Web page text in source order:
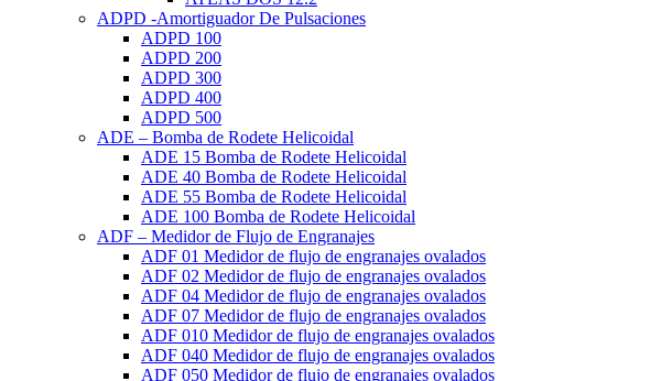
ADPD -Amortiguador De Pulsaciones
ADPD 100
ADPD 200
ADPD 300
ADPD 400
ADPD 500
ADE – Bomba de Rodete Helicoidal
ADE 15 Bomba de Rodete Helicoidal
ADE 40 Bomba de Rodete Helicoidal
ADE 55 Bomba de Rodete Helicoidal
ADE 100 Bomba de Rodete Helicoidal
ADF – Medidor de Flujo de Engranajes
ADF 01 Medidor de flujo de engranajes ovalados
ADF 02 Medidor de flujo de engranajes ovalados
ADF 04 Medidor de flujo de engranajes ovalados
ADF 07 Medidor de flujo de engranajes ovalados
ADF 010 Medidor de flujo de engranajes ovalados
ADF 040 Medidor de flujo de engranajes ovalados
ADF 050 Medidor de flujo de engranajes ovalados